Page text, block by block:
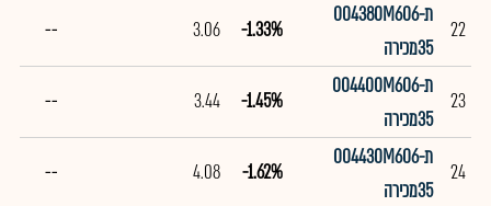
22
ת004380M606-
35מכירה
-1.33%
3.06
--
23
ת004400M606-
35מכירה
-1.45%
3.44
--
24
ת004430M606-
35מכירה
-1.62%
4.08
--